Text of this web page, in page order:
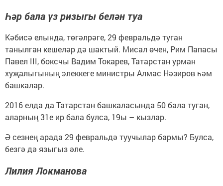
Һәр бала үз ризыгы белән туа
Кәбисә елында, төгәлрәге, 29 февральдә туган
танылган кешеләр дә шактый. Мисал өчен, Рим Папасы
Павел III, боксчы Вадим Токарев, Татарстан урман
хуҗалыгының элеккеге министры Алмас Нәзиров һәм
башкалар.
2016 елда да Татарстан башкаласында 50 бала туган,
аларның 31е ир бала булса, 19ы – кызлар.
Ә сезнең арада 29 февральдә туучылар бармы? Булса,
безгә дә языгыз әле.
Лилия Локманова